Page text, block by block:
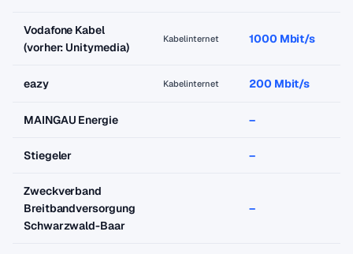
Vodafone Kabel
(vorher: Unitymedia)
Kabelinternet 1000 Mbit/s
eazy Kabelinternet 200 Mbit/s
MAINGAU Energie –
Stiegeler –
Zweckverband
Breitbandversorgung
Schwarzwald-Baar
–